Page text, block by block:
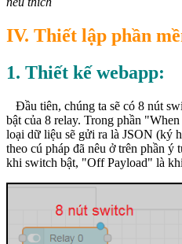
IV. Thiết lập phần
1. Thiết kế webapp:
Đầu tiên, chúng ta sẽ có 8 nút
bật của 8 relay. Trong phần
loại dữ liệu sẽ gửi ra là JSON (ký
theo cú pháp đã nêu ở trên phần
khi switch bật, "Off Payload" là